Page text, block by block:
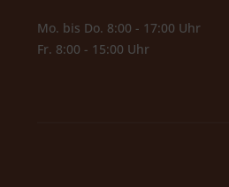
Mo. bis Do. 8:00 - 17:00 Uhr
Fr. 8:00 - 15:00 Uhr